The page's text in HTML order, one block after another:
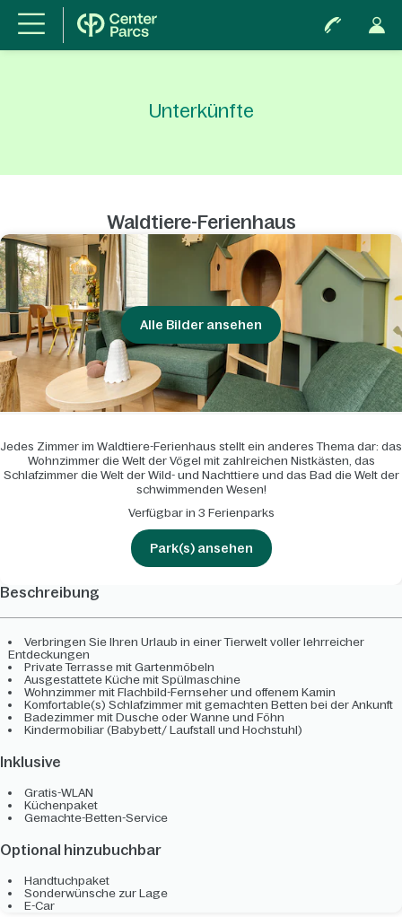
Unterkünfte
Waldtiere-Ferienhaus
Jedes Zimmer im Waldtiere-Ferienhaus stellt ein anderes Thema dar: das
Wohnzimmer die Welt der Vögel mit zahlreichen Nistkästen, das
Schlafzimmer die Welt der Wild- und Nachttiere und das Bad die Welt der
schwimmenden Wesen!
Verfügbar in 3 Ferienparks
Park(s) ansehen
Alle Bilder ansehen
Beschreibung
Verbringen Sie Ihren Urlaub in einer Tierwelt voller lehrreicher
Entdeckungen
Private Terrasse mit Gartenmöbeln
Ausgestattete Küche mit Spülmaschine
Wohnzimmer mit Flachbild-Fernseher und offenem Kamin
Komfortable(s) Schlafzimmer mit gemachten Betten bei der Ankunft
Badezimmer mit Dusche oder Wanne und Föhn
Kindermobiliar (Babybett/ Laufstall und Hochstuhl)
Inklusive
Gratis-WLAN
Küchenpaket
Gemachte-Betten-Service
Optional hinzubuchbar
Handtuchpaket
Sonderwünsche zur Lage
E-Car